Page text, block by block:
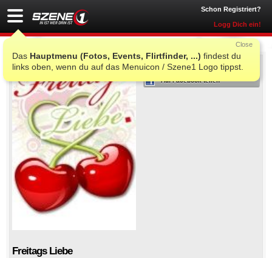
Schon Registriert?
Logg Dich ein!
Das Hauptmenu (Fotos, Events, Flirtfinder, ...) findest du
links oben, wenn du auf das Menuicon / Szene1 Logo tippst.
Close
ICH WAR AUCH DORT
Auf Facebook teilen
Freitags Liebe